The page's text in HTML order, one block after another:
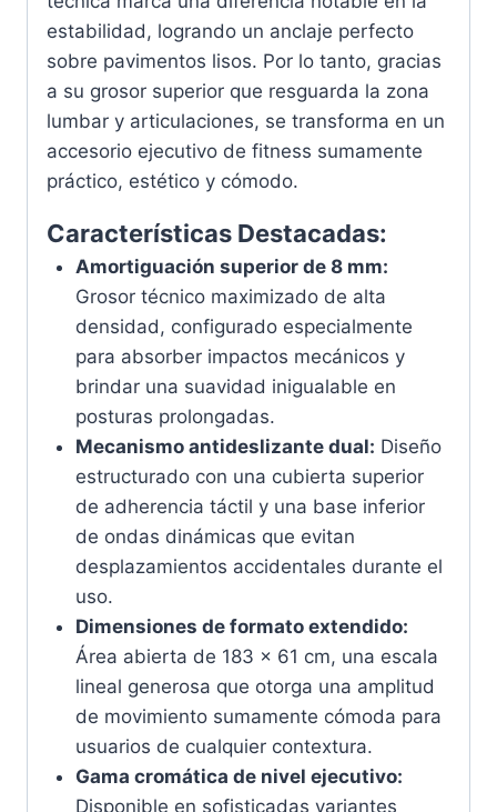
estabilidad, logrando un anclaje perfecto
sobre pavimentos lisos. Por lo tanto, gracias
a su grosor superior que resguarda la zona
lumbar y articulaciones, se transforma en un
accesorio ejecutivo de fitness sumamente
práctico, estético y cómodo.
Características Destacadas:
Amortiguación superior de 8 mm:
Grosor técnico maximizado de alta
densidad, configurado especialmente
para absorber impactos mecánicos y
brindar una suavidad inigualable en
posturas prolongadas.
Mecanismo antideslizante dual: Diseño
estructurado con una cubierta superior
de adherencia táctil y una base inferior
de ondas dinámicas que evitan
desplazamientos accidentales durante el
uso.
Dimensiones de formato extendido:
Área abierta de 183 x 61 cm, una escala
lineal generosa que otorga una amplitud
de movimiento sumamente cómoda para
usuarios de cualquier contextura.
Gama cromática de nivel ejecutivo:
Disponible en sofisticadas variantes